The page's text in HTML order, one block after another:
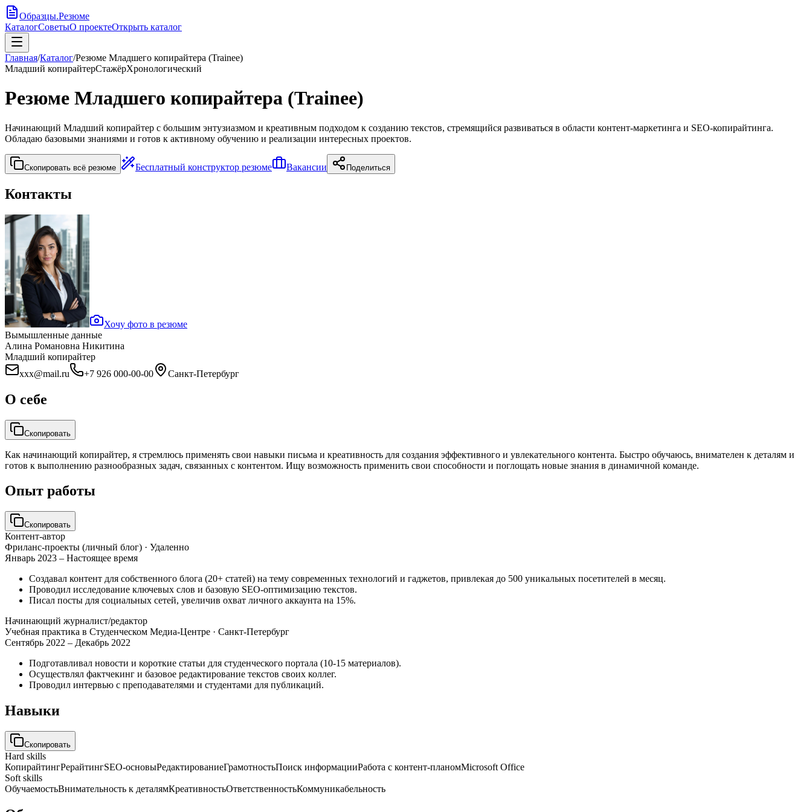
Образцы.Резюме
КаталогСоветыО проектеОткрыть каталог
Главная/Каталог/Резюме Младшего копирайтера (Trainee)
Младший копирайтерСтажёрХронологический
Резюме Младшего копирайтера (Trainee)
Начинающий Младший копирайтер с большим энтузиазмом и креативным подходом к созданию текстов, стремящийся развиваться в области контент-маркетинга и SEO-копирайтинга.
Обладаю базовыми знаниями и готов к активному обучению и реализации интересных проектов.
Скопировать всё резюме Бесплатный конструктор резюме Вакансии Поделиться
Контакты
Хочу фото в резюме
Вымышленные данные
Алина Романовна Никитина
Младший копирайтер
xxx@mail.ru
+7 926 000-00-00 Санкт-Петербург
О себе
Скопировать
Как начинающий копирайтер, я стремлюсь применять свои навыки письма и креативность для создания эффективного и увлекательного контента. Быстро обучаюсь, внимателен к деталям и
готов к выполнению разнообразных задач, связанных с контентом. Ищу возможность применить свои способности и поглощать новые знания в динамичной команде.
Опыт работы
Скопировать
Контент-автор
Фриланс-проекты (личный блог) · Удаленно
Январь 2023 – Настоящее время
Создавал контент для собственного блога (20+ статей) на тему современных технологий и гаджетов, привлекая до 500 уникальных посетителей в месяц.
Проводил исследование ключевых слов и базовую SEO-оптимизацию текстов.
Писал посты для социальных сетей, увеличив охват личного аккаунта на 15%.
Начинающий журналист/редактор
Учебная практика в Студенческом Медиа-Центре · Санкт-Петербург
Сентябрь 2022 – Декабрь 2022
Подготавливал новости и короткие статьи для студенческого портала (10-15 материалов).
Осуществлял фактчекинг и базовое редактирование текстов своих коллег.
Проводил интервью с преподавателями и студентами для публикаций.
Навыки
Скопировать
Hard skills
КопирайтингРерайтингSEO-основыРедактированиеГрамотностьПоиск информацииРабота с контент-планомMicrosoft Office
Soft skills
ОбучаемостьВнимательность к деталямКреативностьОтветственностьКоммуникабельность